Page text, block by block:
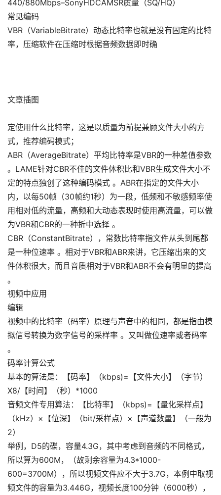
440/880Mbps–SonyHDCAMSR质量（SQ/HQ）
常见编码
VBR（VariableBitrate）动态比特率也就是没有固定的比特
率，压缩软件在压缩时根据音频数据即时确
文章插图
定使用什么比特率，这是以质量为前提兼顾文件大小的方
式，推荐编码模式；
ABR（AverageBitrate）平均比特率是VBR的一种差值参数
。LAME针对CBR不佳的文件体积比和VBR生成文件大小不
定的特点独创了这种编码模式 。ABR在指定的文件大小
内，以每50帧（30帧约1秒）为一段，低频和不敏感频率使
用相对低的流量，高频和大动态表现时使用高流量，可以做
为VBR和CBR的一种折中选择 。
CBR（ConstantBitrate），常数比特率指文件从头到尾都
是一种位速率 。相对于VBR和ABR来讲，它压缩出来的文
件体积很大，而且音质相对于VBR和ABR不会有明显的提高
。
视频中应用
编辑
视频中的比特率（码率）原理与声音中的相同，都是指由模
拟信号转换为数字信号的采样率 。又叫做位速率或者码率
。
码率计算公式
基本的算法是：【码率】（kbps)=【文件大小】（字节）
X8/【时间】（秒）*1000
音频文件专用算法：【比特率】（kbps)=【量化采样点】
（kHz）×【位深】（bit/采样点）×【声道数量】（一般为
2）
举例，D5的碟，容量4.3G，其中考虑到音频的不同格式，
所以算为600M，（故剩余容量为4.3*1000-
600=3700M），所以视频文件应不大于3.7G，本例中取视
频文件的容量为3.446G，视频长度100分钟（6000秒），